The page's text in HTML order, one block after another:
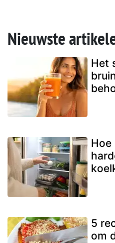
Nieuwste
Het
Hoe
5
om